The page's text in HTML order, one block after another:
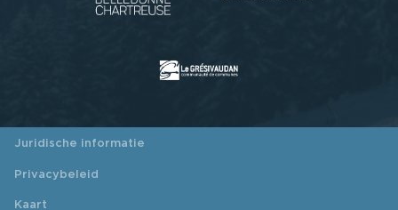
Juridische informatie
Privacybeleid
Kaart